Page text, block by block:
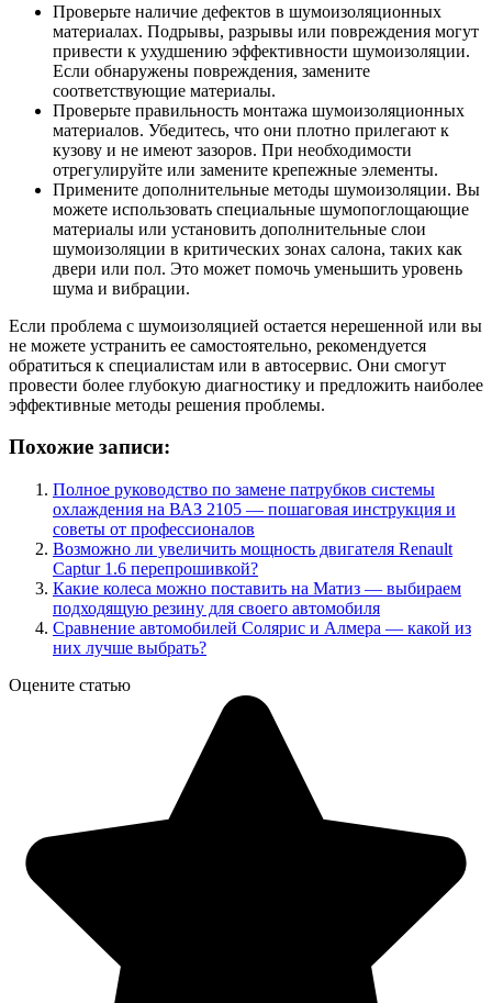
Проверьте наличие дефектов в шумоизоляционных
материалах. Подрывы, разрывы или повреждения могут
привести к ухудшению эффективности шумоизоляции.
Если обнаружены повреждения, замените
соответствующие материалы.
Проверьте правильность монтажа шумоизоляционных
материалов. Убедитесь, что они плотно прилегают к
кузову и не имеют зазоров. При необходимости
отрегулируйте или замените крепежные элементы.
Примените дополнительные методы шумоизоляции. Вы
можете использовать специальные шумопоглощающие
материалы или установить дополнительные слои
шумоизоляции в критических зонах салона, таких как
двери или пол. Это может помочь уменьшить уровень
шума и вибрации.
Если проблема с шумоизоляцией остается нерешенной или вы
не можете устранить ее самостоятельно, рекомендуется
обратиться к специалистам или в автосервис. Они смогут
провести более глубокую диагностику и предложить наиболее
эффективные методы решения проблемы.
Похожие записи:
Полное руководство по замене патрубков системы
охлаждения на ВАЗ 2105 — пошаговая инструкция и
советы от профессионалов
Возможно ли увеличить мощность двигателя Renault
Captur 1.6 перепрошивкой?
Какие колеса можно поставить на Матиз — выбираем
подходящую резину для своего автомобиля
Сравнение автомобилей Солярис и Алмера — какой из
них лучше выбрать?
Оцените статью